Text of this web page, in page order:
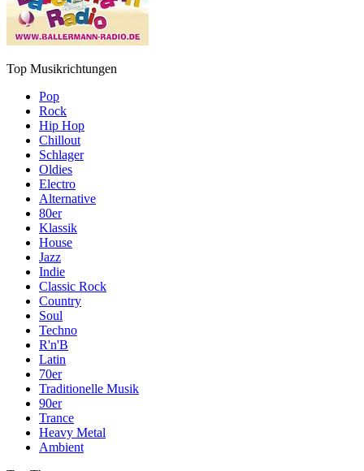
Top Musikrichtungen
Pop
Rock
Hip Hop
Chillout
Schlager
Oldies
Electro
Alternative
80er
Klassik
House
Jazz
Indie
Classic Rock
Country
Soul
Techno
R'n'B
Latin
70er
Traditionelle Musik
90er
Trance
Heavy Metal
Ambient